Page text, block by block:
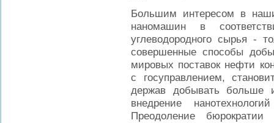
Большим интересом в
наномашин в
углеводородного сырья -
совершенные способы
мировых поставок нефти
с госуправлением,
держав добывать больше
внедрение
Преодоление